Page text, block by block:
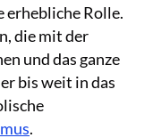
erhebliche Rolle.
die mit der
und das ganze
bis weit in das
.